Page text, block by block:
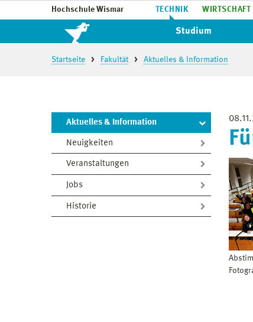
Hochschule Wismar TECHNIK WIRTSCHAFT
Studium
Startseite Fakultät Aktuelles & Information
Aktuelles & Information
Neuigkeiten
Veranstaltungen
Jobs
Historie